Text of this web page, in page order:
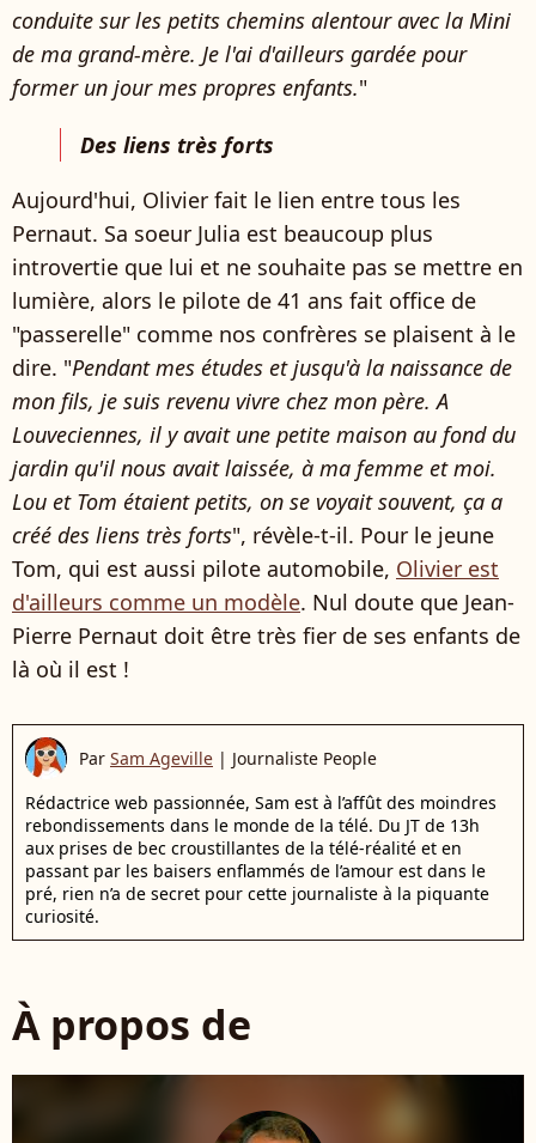
conduite sur les petits chemins alentour avec la Mini
de ma grand-mère. Je l'ai d'ailleurs gardée pour
former un jour mes propres enfants."
Des liens très forts
Aujourd'hui, Olivier fait le lien entre tous les
Pernaut. Sa soeur Julia est beaucoup plus
introvertie que lui et ne souhaite pas se mettre en
lumière, alors le pilote de 41 ans fait office de
"passerelle" comme nos confrères se plaisent à le
dire. "Pendant mes études et jusqu'à la naissance de
mon fils, je suis revenu vivre chez mon père. A
Louveciennes, il y avait une petite maison au fond du
jardin qu'il nous avait laissée, à ma femme et moi.
Lou et Tom étaient petits, on se voyait souvent, ça a
créé des liens très forts", révèle-t-il. Pour le jeune
Tom, qui est aussi pilote automobile, Olivier est
d'ailleurs comme un modèle. Nul doute que Jean-
Pierre Pernaut doit être très fier de ses enfants de
là où il est !
Par Sam Ageville | Journaliste People
Rédactrice web passionnée, Sam est à l’affût des moindres
rebondissements dans le monde de la télé. Du JT de 13h
aux prises de bec croustillantes de la télé-réalité et en
passant par les baisers enflammés de l’amour est dans le
pré, rien n’a de secret pour cette journaliste à la piquante
curiosité.
À propos de